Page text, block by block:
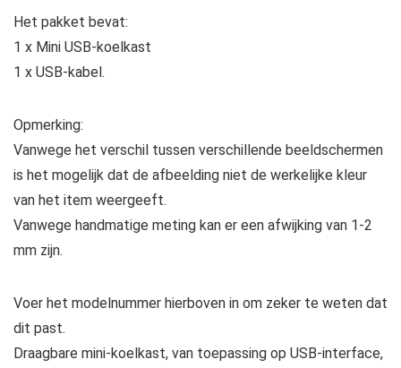
Het pakket bevat:
1 x Mini USB-koelkast
1 x USB-kabel.
Opmerking:
Vanwege het verschil tussen verschillende beeldschermen
is het mogelijk dat de afbeelding niet de werkelijke kleur
van het item weergeeft.
Vanwege handmatige meting kan er een afwijking van 1-2
mm zijn.
Voer het modelnummer hierboven in om zeker te weten dat
dit past.
Draagbare mini-koelkast, van toepassing op USB-interface,